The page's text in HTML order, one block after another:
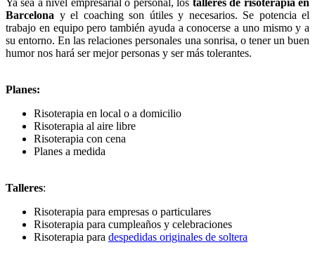
Barcelona y el coaching son útiles y necesarios. Se potencia el
trabajo en equipo pero también ayuda a conocerse a uno mismo y a
su entorno. En las relaciones personales una sonrisa, o tener un buen
humor nos hará ser mejor personas y ser más tolerantes.
Planes:
Risoterapia en local o a domicilio
Risoterapia al aire libre
Risoterapia con cena
Planes a medida
Talleres:
Risoterapia para empresas o particulares
Risoterapia para cumpleaños y celebraciones
Risoterapia para despedidas originales de soltera